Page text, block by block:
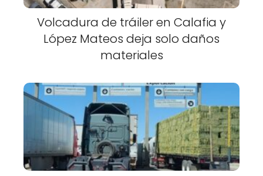
Volcadura de tráiler en Calafia y
López Mateos deja solo daños
materiales